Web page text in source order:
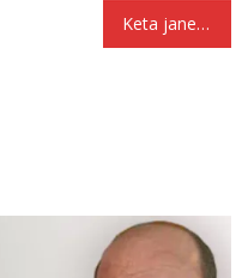
Keta jane perdhunuesit shqiptar ne Greqi, flasin gratë viktima të këtij grupi kriminal.!